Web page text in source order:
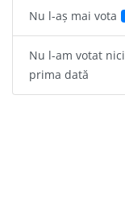
Nu l-aș mai vota
Nu l-am votat nici
prima dată